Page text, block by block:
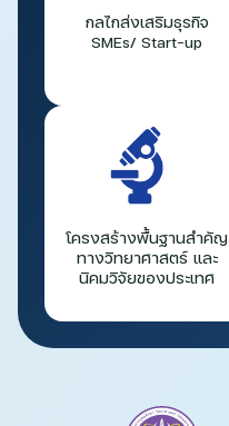
กลไกส่งเสริมธุรกิจ
SMEs/ Start-up
โครงสร้างพื้นฐานสำคัญ
ทางวิทยาศาสตร์ และ
นิคมวิจัยของประเทศ